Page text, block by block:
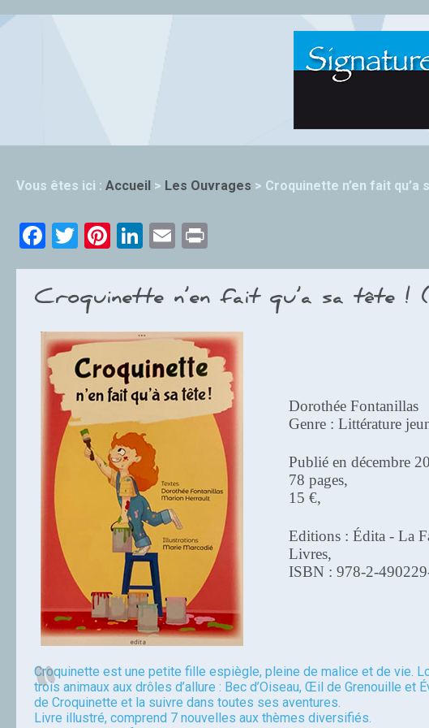
Vous êtes ici : Accueil > Les Ouvrages > Croquinette n’en fait qu’a
Facebook
TwitterPinterest
LinkedIn
Email
Croquinette n’en fait qu’a sa tête !
Dorothée Fontanillas
Genre : Littérature
Publié en décembre
78 pages,
15 €,
Editions : Édita - La
Livres,
ISBN : 978-2-
Croquinette est une petite fille espiègle, pleine de malice et de vie.
trois animaux aux drôles d’allure : Bec d’Oiseau, Œil de Grenouille
de Croquinette et la suivre dans toutes ses aventures.
Livre illustré, comprend 7 nouvelles aux thèmes diversifiés.